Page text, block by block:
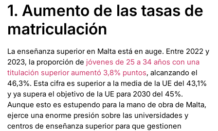
1. Aumento de las tasas de
matriculación
La enseñanza superior en Malta está en auge. Entre 2022 y
2023, la proporción de jóvenes de 25 a 34 años con una
titulación superior aumentó 3,8% puntos, alcanzando el
46,3%. Esta cifra es superior a la media de la UE del 43,1%
y ya supera el objetivo de la UE para 2030 del 45%.
Aunque esto es estupendo para la mano de obra de Malta,
ejerce una enorme presión sobre las universidades y
centros de enseñanza superior para que gestionen